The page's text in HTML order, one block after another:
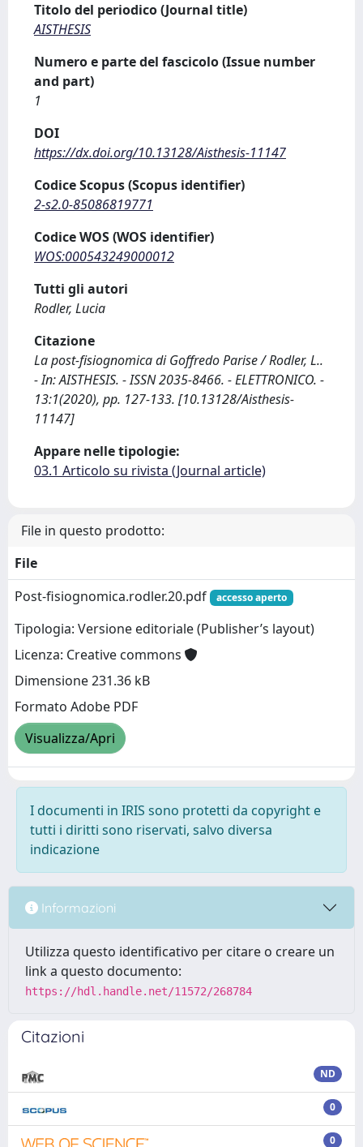
Titolo del periodico (Journal title)
AISTHESIS
Numero e parte del fascicolo (Issue number
and part)
1
DOI
https://dx.doi.org/10.13128/Aisthesis-11147
Codice Scopus (Scopus identifier)
2-s2.0-85086819771
Codice WOS (WOS identifier)
WOS:000543249000012
Tutti gli autori
Rodler, Lucia
Citazione
La post-fisiognomica di Goffredo Parise / Rodler, L..
- In: AISTHESIS. - ISSN 2035-8466. - ELETTRONICO. -
13:1(2020), pp. 127-133. [10.13128/Aisthesis-
11147]
Appare nelle tipologie:
03.1 Articolo su rivista (Journal article)
File in questo prodotto:
File
Post-fisiognomica.rodler.20.pdf
accesso aperto
Tipologia: Versione editoriale (Publisher’s layout)
Licenza: Creative commons
Dimensione 231.36 kB
Formato Adobe PDF
Visualizza/Apri
I documenti in IRIS sono protetti da copyright e
tutti i diritti sono riservati, salvo diversa
indicazione
Informazioni
Utilizza questo identificativo per citare o creare un
link a questo documento:
https://hdl.handle.net/11572/268784
Citazioni
ND
0
0